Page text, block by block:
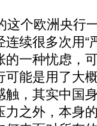
个欧洲央行
续很多次用“
一种忧虑，
能是用了大
，其实中国
之外，本身